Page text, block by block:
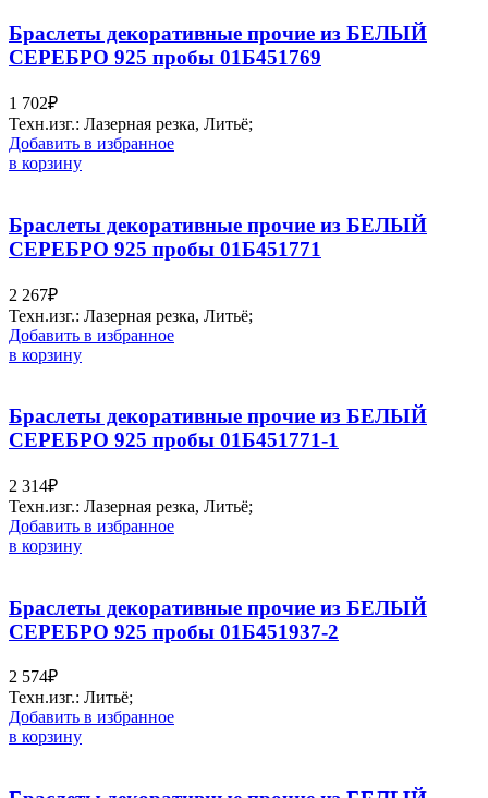
Браслеты декоративные прочие из БЕЛЫЙ
СЕРЕБРО 925 пробы 01Б451769
1 702₽
Техн.изг.: Лазерная резка, Литьё;
Добавить в избранное
в корзину
Браслеты декоративные прочие из БЕЛЫЙ
СЕРЕБРО 925 пробы 01Б451771
2 267₽
Техн.изг.: Лазерная резка, Литьё;
Добавить в избранное
в корзину
Браслеты декоративные прочие из БЕЛЫЙ
СЕРЕБРО 925 пробы 01Б451771-1
2 314₽
Техн.изг.: Лазерная резка, Литьё;
Добавить в избранное
в корзину
Браслеты декоративные прочие из БЕЛЫЙ
СЕРЕБРО 925 пробы 01Б451937-2
2 574₽
Техн.изг.: Литьё;
Добавить в избранное
в корзину